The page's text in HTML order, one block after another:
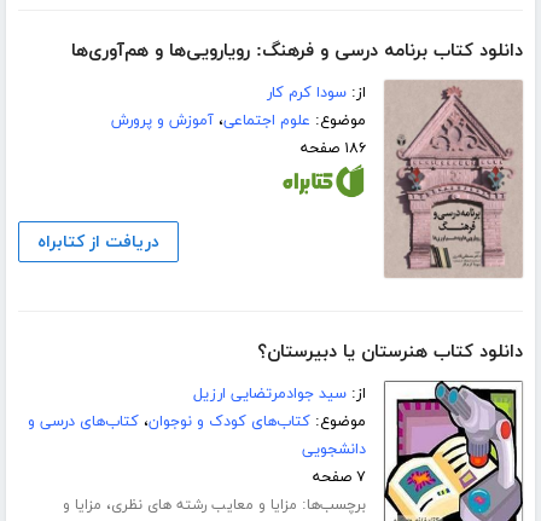
دانلود کتاب برنامه درسی و فرهنگ: رویارویی‌ها و هم‌آوری‌ها
از:سودا کرم کار
موضوع: علوم اجتماعی،آموزش و پرورش
۱۸۶ صفحه
دریافت از کتابراه
دانلود کتاب هنرستان یا دبیرستان؟
از:سید جوادمرتضایی ارزیل
موضوع:کتاب‌های کودک و نوجوان،کتاب‌های درسی و
دانشجویی
۷ صفحه
برچسب‌ها: مزایا و معایب رشته های نظری، مزایا و